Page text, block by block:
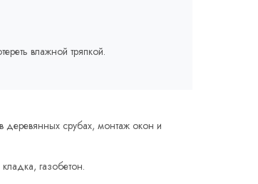
влажной тряпкой.
срубах, монтаж окон и
газобетон.